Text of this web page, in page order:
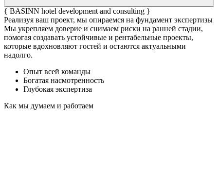
{ BASINN hotel development and consulting }
Реализуя ваш проект, мы опираемся на фундамент экспертизы
Мы укрепляем доверие и снимаем риски на ранней стадии,
помогая создавать устойчивые и рентабельные проекты,
которые вдохновляют гостей и остаются актуальными
надолго.
Опыт всей команды
Богатая насмотренность
Глубокая экспертиза
Как мы думаем и работаем